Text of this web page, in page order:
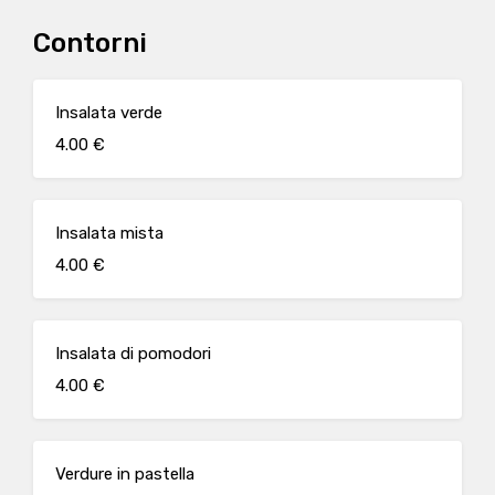
Contorni
Insalata verde
4.00 €
Insalata mista
4.00 €
Insalata di pomodori
4.00 €
Verdure in pastella